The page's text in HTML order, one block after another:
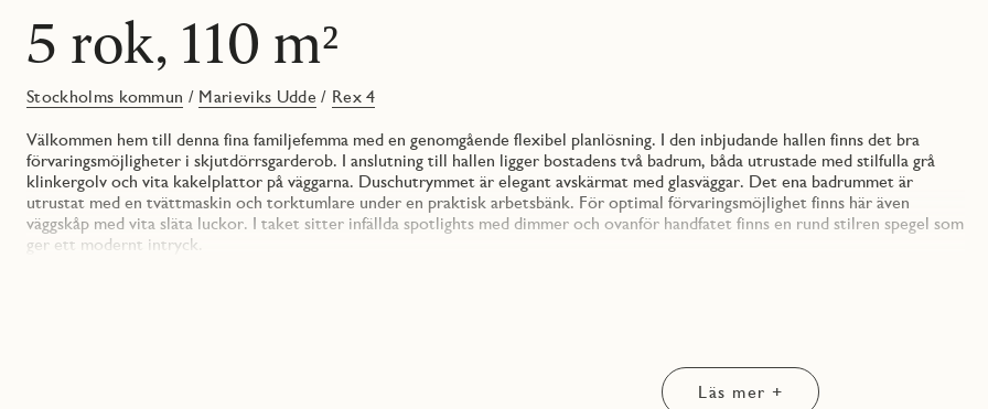
5 rok, 110 m²
Stockholms kommun / Marieviks Udde / Rex 4
Välkommen hem till denna fina familjefemma med en genomgående flexibel planlösning. I den inbjudande hallen finns det bra
förvaringsmöjligheter i skjutdörrsgarderob. I anslutning till hallen ligger bostadens två badrum, båda utrustade med stilfulla grå
klinkergolv och vita kakelplattor på väggarna. Duschutrymmet är elegant avskärmat med glasväggar. Det ena badrummet är
utrustat med en tvättmaskin och torktumlare under en praktisk arbetsbänk. För optimal förvaringsmöjlighet finns här även
väggskåp med vita släta luckor. I taket sitter infällda spotlights med dimmer och ovanför handfatet finns en rund stilren spegel som
ger ett modernt intryck.
dubbelsäng och förvaring i skjutdörrsgerderob. Härifrån nås även bostadens balkong som är belägen mot föreningens innergård.
Övriga sovrum är 11, 9 respektive 8 kvm. Sovrummet som är 11 kvm går att välja bort om man önskar större umgängesytor.
Läs mer +